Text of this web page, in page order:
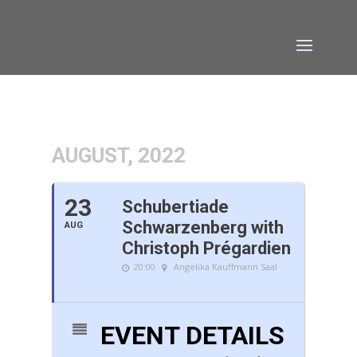
AUGUST, 2022
23
AUG
Schubertiade
Schwarzenberg with
Christoph Prégardien
20:00 Angelika Kauffmann Saal
EVENT DETAILS